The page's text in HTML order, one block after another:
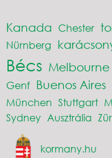
Kanada Chester
Nürnberg
Bécs Melbourne
Genf Buenos Aires
München Stuttgart
Sydney Ausztrália
kormany.hu